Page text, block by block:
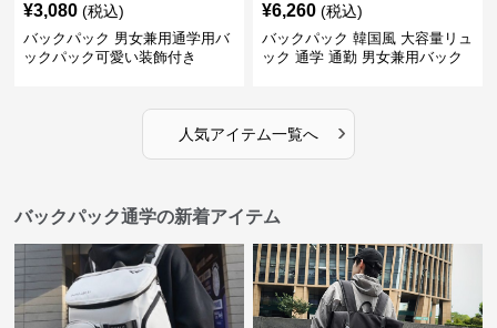
¥3,080 (税込)
バックパック 男女兼用通学用バ
ックパック可愛い装飾付き
¥6,260 (税込)
バックパック 韓国風 大容量リュ
ック 通学 通勤 男女兼用バック
人気アイテム一覧へ ›
バックパック通学の新着アイテム